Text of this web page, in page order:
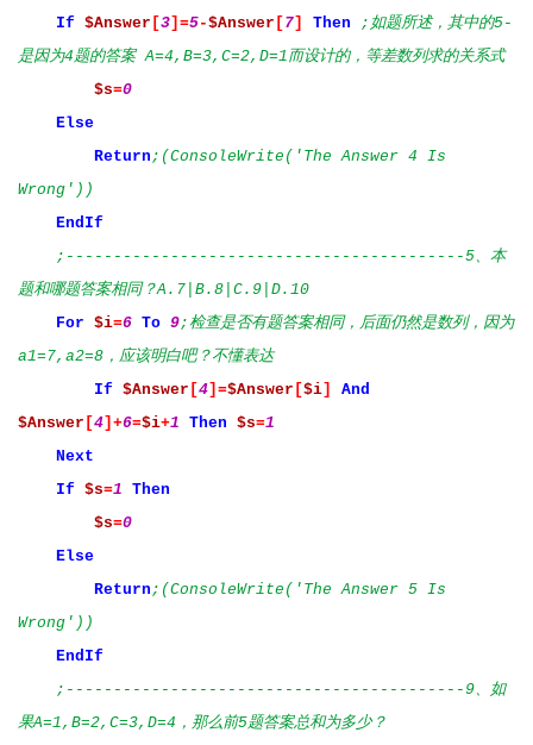
If $Answer [3]=5-$Answer [ 7] Then
;如题所述，其中的5-
是因为4题的答案 A=4,B=3,C=2,D=1而设计的，等差数列求的关系式
$s=0
Else
Return ;(ConsoleWrite('The Answer 4 Is
Wrong'))
EndIf
;------------------------------------------5、本
题和哪题答案相同？A.7|B.8|C.9|D.10
For $i=6 To 9;检查是否有题答案相同，后面仍然是数列，因为
a1=7,a2=8，应该明白吧？不懂表达
If $Answer [4]=$Answer [$i]
And
$Answer [4]+6=$i+1 Then $s=1
Next
If $s=1 Then
$s=0
Else
Return ;(ConsoleWrite('The Answer 5 Is
Wrong'))
EndIf
;------------------------------------------9、如
果A=1,B=2,C=3,D=4，那么前5题答案总和为多少？